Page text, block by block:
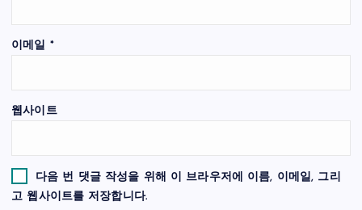
이메일 *
웹사이트
다음 번 댓글 작성을 위해 이 브라우저에 이름, 이메일, 그리
고 웹사이트를 저장합니다.